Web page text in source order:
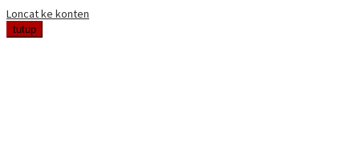
Loncat ke konten
tutup